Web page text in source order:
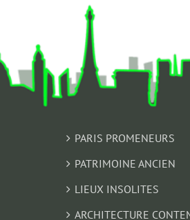
PARIS PROMENEURS
PATRIMOINE ANCIEN
LIEUX INSOLITES
ARCHITECTURE